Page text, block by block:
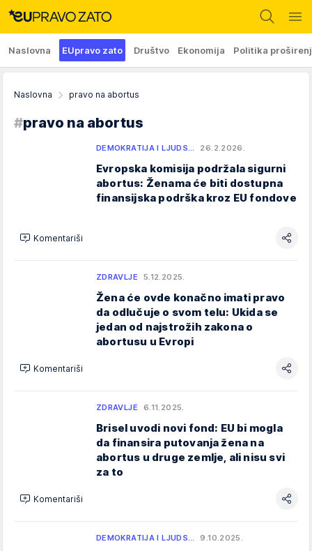
Naslovna EUpravo zato Društvo Ekonomija Politika
Naslovna pravo na abortus
#pravo na abortus
DEMOKRATIJA I LJUDS… 26.2.2026.
Evropska komisija podržala sigurni
abortus: Ženama će biti dostupna
finansijska podrška kroz EU fondove
Komentariši
ZDRAVLJE 5.12.2025.
Žena će ovde konačno imati pravo
da odlučuje o svom telu: Ukida se
jedan od najstrožih zakona o
abortusu u Evropi
Komentariši
ZDRAVLJE 6.11.2025.
Brisel uvodi novi fond: EU bi mogla
da finansira putovanja žena na
abortus u druge zemlje, ali nisu svi
za to
Komentariši
DEMOKRATIJA I LJUDS… 9.10.2025.